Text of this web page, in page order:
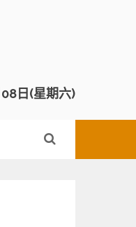
日(星期六)